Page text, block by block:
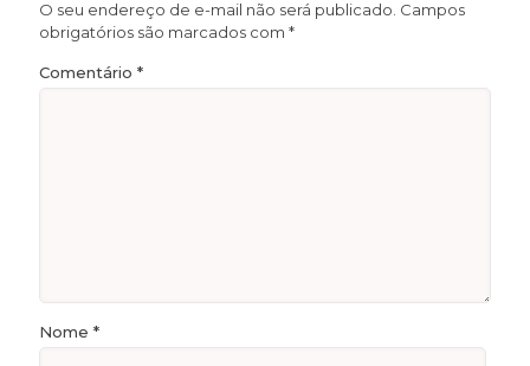
O seu endereço de e-mail não será publicado. Campos
obrigatórios são marcados com *
Comentário *
Nome *